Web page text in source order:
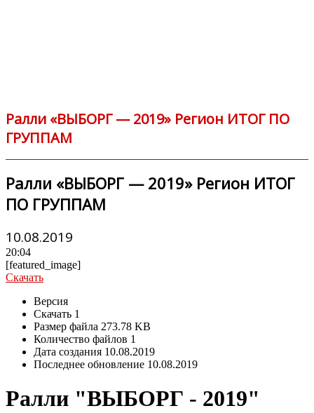
Ралли «ВЫБОРГ — 2019» Регион ИТОГ ПО
ГРУППАМ
Ралли «ВЫБОРГ — 2019» Регион ИТОГ
ПО ГРУППАМ
10.08.2019
20:04
[featured_image]
Скачать
Версия
Скачать 1
Размер файла 273.78 KB
Количество файлов 1
Дата создания 10.08.2019
Последнее обновление 10.08.2019
Ралли "ВЫБОРГ - 2019"